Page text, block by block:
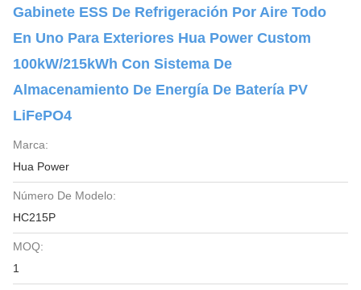
Gabinete ESS De Refrigeración Por Aire Todo
En Uno Para Exteriores Hua Power Custom
100kW/215kWh Con Sistema De
Almacenamiento De Energía De Batería PV
LiFePO4
Marca:
Hua Power
Número De Modelo:
HC215P
MOQ:
1